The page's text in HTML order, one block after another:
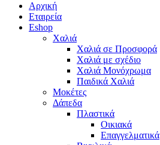
Αρχική
Εταιρεία
Eshop
Χαλιά
Χαλιά σε Προσφορά
Χαλιά με σχέδιο
Χαλιά Μονόχρωμα
Παιδικά Χαλιά
Μοκέτες
Δάπεδα
Πλαστικά
Οικιακά
Επαγγελματικά